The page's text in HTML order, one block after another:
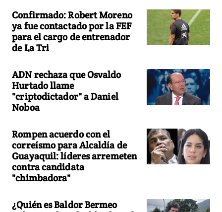
Confirmado: Robert Moreno
ya fue contactado por la FEF
para el cargo de entrenador
de La Tri
ADN rechaza que Osvaldo
Hurtado llame
"criptodictador" a Daniel
Noboa
Rompen acuerdo con el
correísmo para Alcaldía de
Guayaquil: líderes arremeten
contra candidata
"chimbadora"
¿Quién es Baldor Bermeo